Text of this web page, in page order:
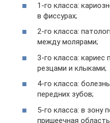
1-го класса:
в фиссурах;
2-го класса:
между молярами;
3-го класса:
резцами и клыками;
4-го класса:
передних зубов;
5-го класса: в зону
пришеечная